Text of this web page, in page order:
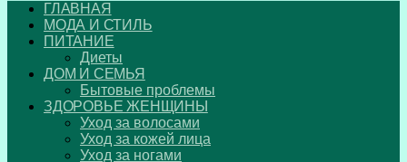
ГЛАВНАЯ
МОДА И СТИЛЬ
ПИТАНИЕ
Диеты
ДОМ И СЕМЬЯ
Бытовые проблемы
ЗДОРОВЬЕ ЖЕНЩИНЫ
Уход за волосами
Уход за кожей лица
Уход за ногами